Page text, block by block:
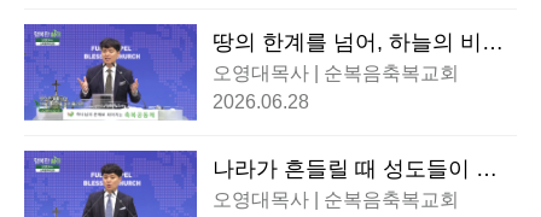
땅의 한계를 넘어, 하늘의 비전
을 쏘아 올리라!
오영대목사 | 순복음축복교회
2026.06.28
나라가 흔들릴 때 성도들이 반
드시 해야할 한 가지!
오영대목사 | 순복음축복교회